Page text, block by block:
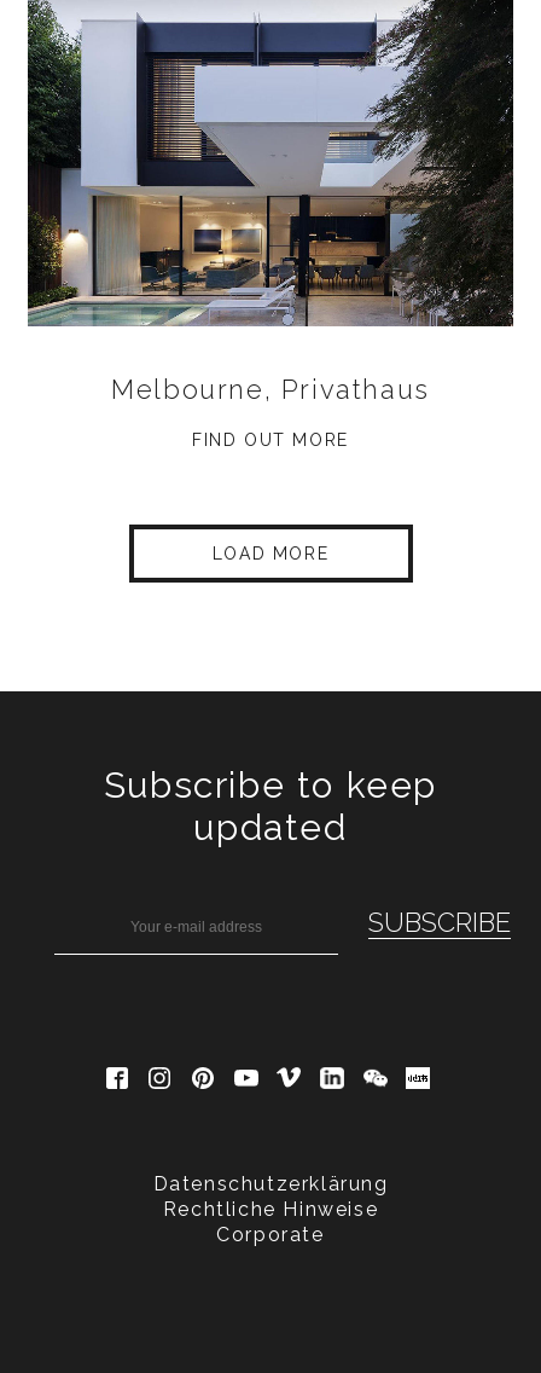
Melbourne, Privathaus
FIND OUT MORE
LOAD MORE
Subscribe to keep
updated
Datenschutzerklärung
Rechtliche Hinweise
Corporate